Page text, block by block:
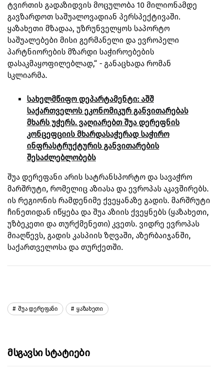
ტვირთის გადაზიდვის მოცულობა 10 მილიონამდე
გავზარდოთ საშუალოვადიან პერსპექტივაში.
ყაზახეთი მზადაა, უზრუნველყოს საპორტო
საშუალებები მისი გერმანელი და ევროპელი
პარტნიორების მზარდი საჭიროებების
დასაკმაყოფილებლად,“ - განაცხადა რომან
სკლიარმა.
სახელმწიფო დეპარტამენტი: აშშ
საქართველოს ეკონომიკურ განვითარებას
მხარს უჭერს. ვაღიარებთ შუა დერეფნის
კონცეფციის მხარდასაჭერად საჭირო
ინფრასტრუქტურის განვითარების
შესაძლებლობებს
შუა დერეფანი არის სატრანსპორტო და სავაჭრო
მარშრუტი, რომელიც აზიასა და ევროპას აკავშირებს.
ის რეგიონის რამდენიმე ქვეყანაზე გადის. მარშრუტი
ჩინეთიდან იწყება და შუა აზიის ქვეყნებს (ყაზახეთი,
უზბეკეთი და თურქმენეთი) კვეთს. ვიდრე ევროპას
მიაღწევს, გადის კასპიის ზღვაში, აზერბაიჯანში,
საქართველოსა და თურქეთში.
Შუა Დერეფანი Ყაზახეთი
Მსგავსი Სტატიები